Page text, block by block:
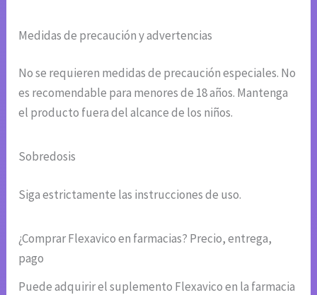
Medidas de precaución y advertencias
No se requieren medidas de precaución especiales. No
es recomendable para menores de 18 años. Mantenga
el producto fuera del alcance de los niños.
Sobredosis
Siga estrictamente las instrucciones de uso.
¿Comprar Flexavico en farmacias? Precio, entrega,
pago
Puede adquirir el suplemento Flexavico en la farmacia